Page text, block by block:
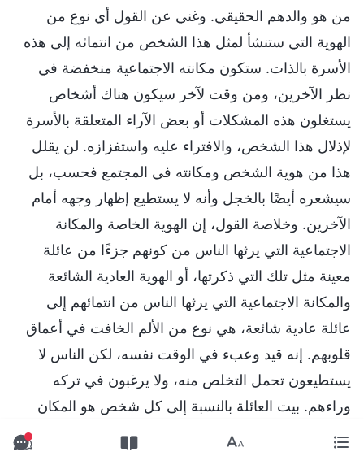
من هو والدهم الحقيقي. وغني عن القول أي نوع من
الهوية التي ستنشأ لمثل هذا الشخص من انتمائه إلى هذه
الأسرة بالذات. ستكون مكانته الاجتماعية منخفضة في
نظر الآخرين، ومن وقت لآخر سيكون هناك أشخاص
يستغلون هذه المشكلات أو بعض الآراء المتعلقة بالأسرة
لإذلال هذا الشخص، والافتراء عليه واستفزازه. لن يقلل
هذا من هوية الشخص ومكانته في المجتمع فحسب، بل
سيشعره أيضًا بالخجل وأنه لا يستطيع إظهار وجهه أمام
الآخرين. وخلاصة القول، إن الهوية الخاصة والمكانة
الاجتماعية التي يرثها الناس من كونهم جزءًا من عائلة
معينة مثل تلك التي ذكرتها، أو الهوية العادية الشائعة
والمكانة الاجتماعية التي يرثها الناس من انتمائهم إلى
عائلة عادية شائعة، هي نوع من الألم الخافت في أعماق
قلوبهم. إنه قيد وعبء في الوقت نفسه، لكن الناس لا
يستطيعون تحمل التخلص منه، ولا يرغبون في تركه
وراءهم. بيت العائلة بالنسبة إلى كل شخص هو المكان
الذي وُلد ونشأ فيه، وهو أيضًا مكان مليء بالقوت. أما